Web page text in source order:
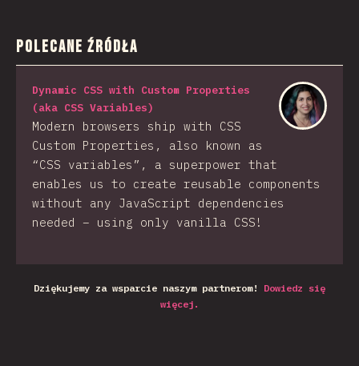
Polecane Źródła
Dynamic CSS with Custom Properties
(aka CSS Variables)
Modern browsers ship with CSS
Custom Properties, also known as
“CSS variables”, a superpower that
enables us to create reusable components
without any JavaScript dependencies
needed – using only vanilla CSS!
Dziękujemy za wsparcie naszym partnerom!
Dowiedz się
więcej.